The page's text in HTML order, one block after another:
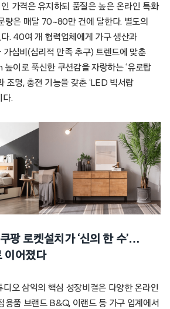
가격은 유지하되 품질은 높은 온라인 특화
량은 매달 70~80만 건에 달한다. 별도의
. 40여 개 협력업체에게 가구 생산과
가심비(심리적 만족 추구) 트렌드에 맞춘
이로 푹신한 쿠션감을 자랑하는 ‘유로탑
조명, 충전 기능을 갖춘 ‘LED 빅서랍
다.
팡 로켓설치가 ‘신의 한 수’…
이어졌다
디오 삼익의 핵심 성장비결은 다양한 온라인
용품 브랜드 B&Q, 이랜드 등 가구 업계에서